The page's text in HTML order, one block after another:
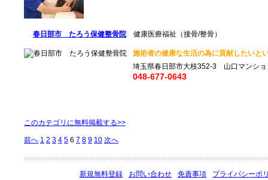
春日部市 たろう保健整骨院 健康医療福祉（接骨/整骨）
施術者の健康な生活の為に貢献したいと
埼玉県春日部市大枝352-3 山口マンシ
048-677-0643
このカテゴリに無料掲載する>>
前へ 1 2 3 4 5 6 7 8 9 10 次へ
新規無料登録 お問い合わせ 免責事項 プライバシーポ